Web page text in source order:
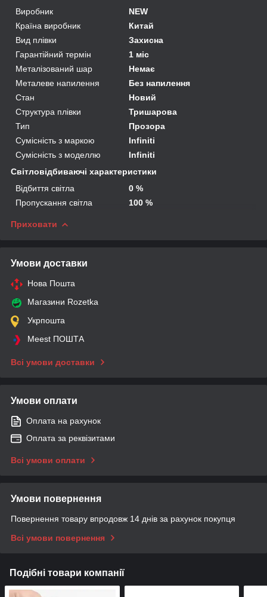
Виробник
NEW
Країна виробник
Китай
Вид плівки
Захисна
Гарантійний термін
1 міс
Металізований шар
Немає
Металеве напилення
Без напилення
Стан
Новий
Структура плівки
Тришарова
Тип
Прозора
Сумісність з маркою
Infiniti
Сумісність з моделлю
Infiniti
Світловідбиваючі характеристики
Відбиття світла
0 %
Пропускання світла
100 %
Приховати
Умови доставки
Нова Пошта
Магазини Rozetka
Укрпошта
Meest ПОШТА
Всі умови доставки
Умови оплати
Оплата на рахунок
Оплата за реквізитами
Всі умови оплати
Умови повернення
Повернення товару впродовж 14 днів за рахунок покупця
Всі умови повернення
Подібні товари компанії